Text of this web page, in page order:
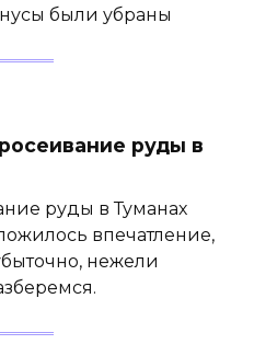
были убраны
руды в
руды в Туманах
впечатление,
нежели